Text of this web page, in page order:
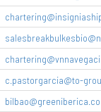
c.pastorgarcia@to-